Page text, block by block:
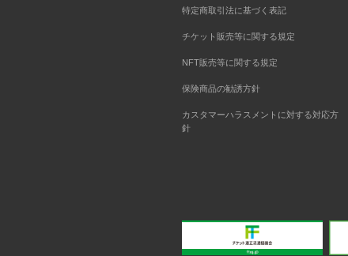
特定商取引法に基づく表記
チケット販売等に関する規定
NFT販売等に関する規定
保険商品の勧誘方針
カスタマーハラスメントに対する対応方
針